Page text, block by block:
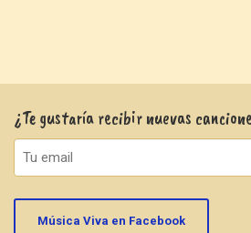
¿Te gustaría recibir nuevas
Música Viva en Facebook